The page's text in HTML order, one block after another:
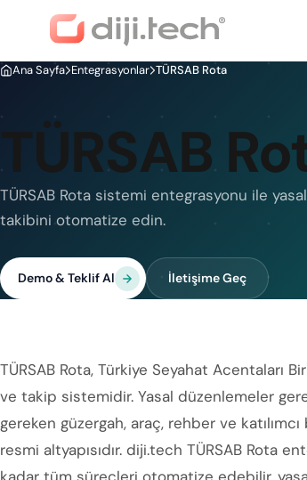
Ana Sayfa Entegrasyonlar TÜRSAB Rota
TÜRSAB
TÜRSAB Rota sistemi entegrasyonu ile
takibini otomatize edin.
Demo & Teklif Al İletişime Geç
TÜRSAB Rota, Türkiye Seyahat Acentaları
ve takip sistemidir. Yasal düzenlemeler
gereken güzergah, araç, rehber ve
resmi altyapısıdır. diji.tech TÜRSAB Rota